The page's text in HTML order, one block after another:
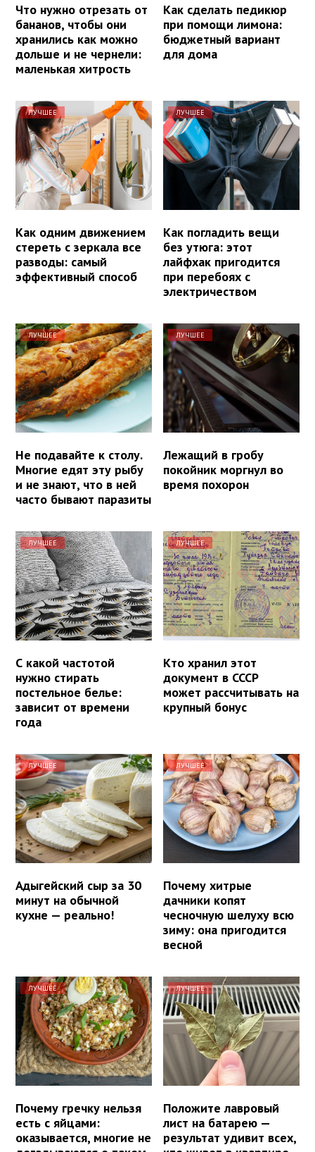
Что нужно отрезать от
бананов, чтобы они
хранились как можно
дольше и не чернели:
маленькая хитрость
Как сделать педикюр
при помощи лимона:
бюджетный вариант
для дома
ЛУЧШЕЕ
Как одним движением
стереть с зеркала все
разводы: самый
эффективный способ
ЛУЧШЕЕ
Как погладить вещи
без утюга: этот
лайфхак пригодится
при перебоях с
электричеством
ЛУЧШЕЕ
Не подавайте к столу.
Многие едят эту рыбу
и не знают, что в ней
часто бывают паразиты
ЛУЧШЕЕ
Лежащий в гробу
покойник моргнул во
время похорон
ЛУЧШЕЕ
С какой частотой
нужно стирать
постельное белье:
зависит от времени
года
ЛУЧШЕЕ
Кто хранил этот
документ в СССР
может рассчитывать на
крупный бонус
ЛУЧШЕЕ
Адыгейский сыр за 30
минут на обычной
кухне — реально!
ЛУЧШЕЕ
Почему хитрые
дачники копят
чесночную шелуху всю
зиму: она пригодится
весной
ЛУЧШЕЕ
Почему гречку нельзя
есть с яйцами:
оказывается, многие не
ЛУЧШЕЕ
Положите лавровый
лист на батарею —
результат удивит всех,